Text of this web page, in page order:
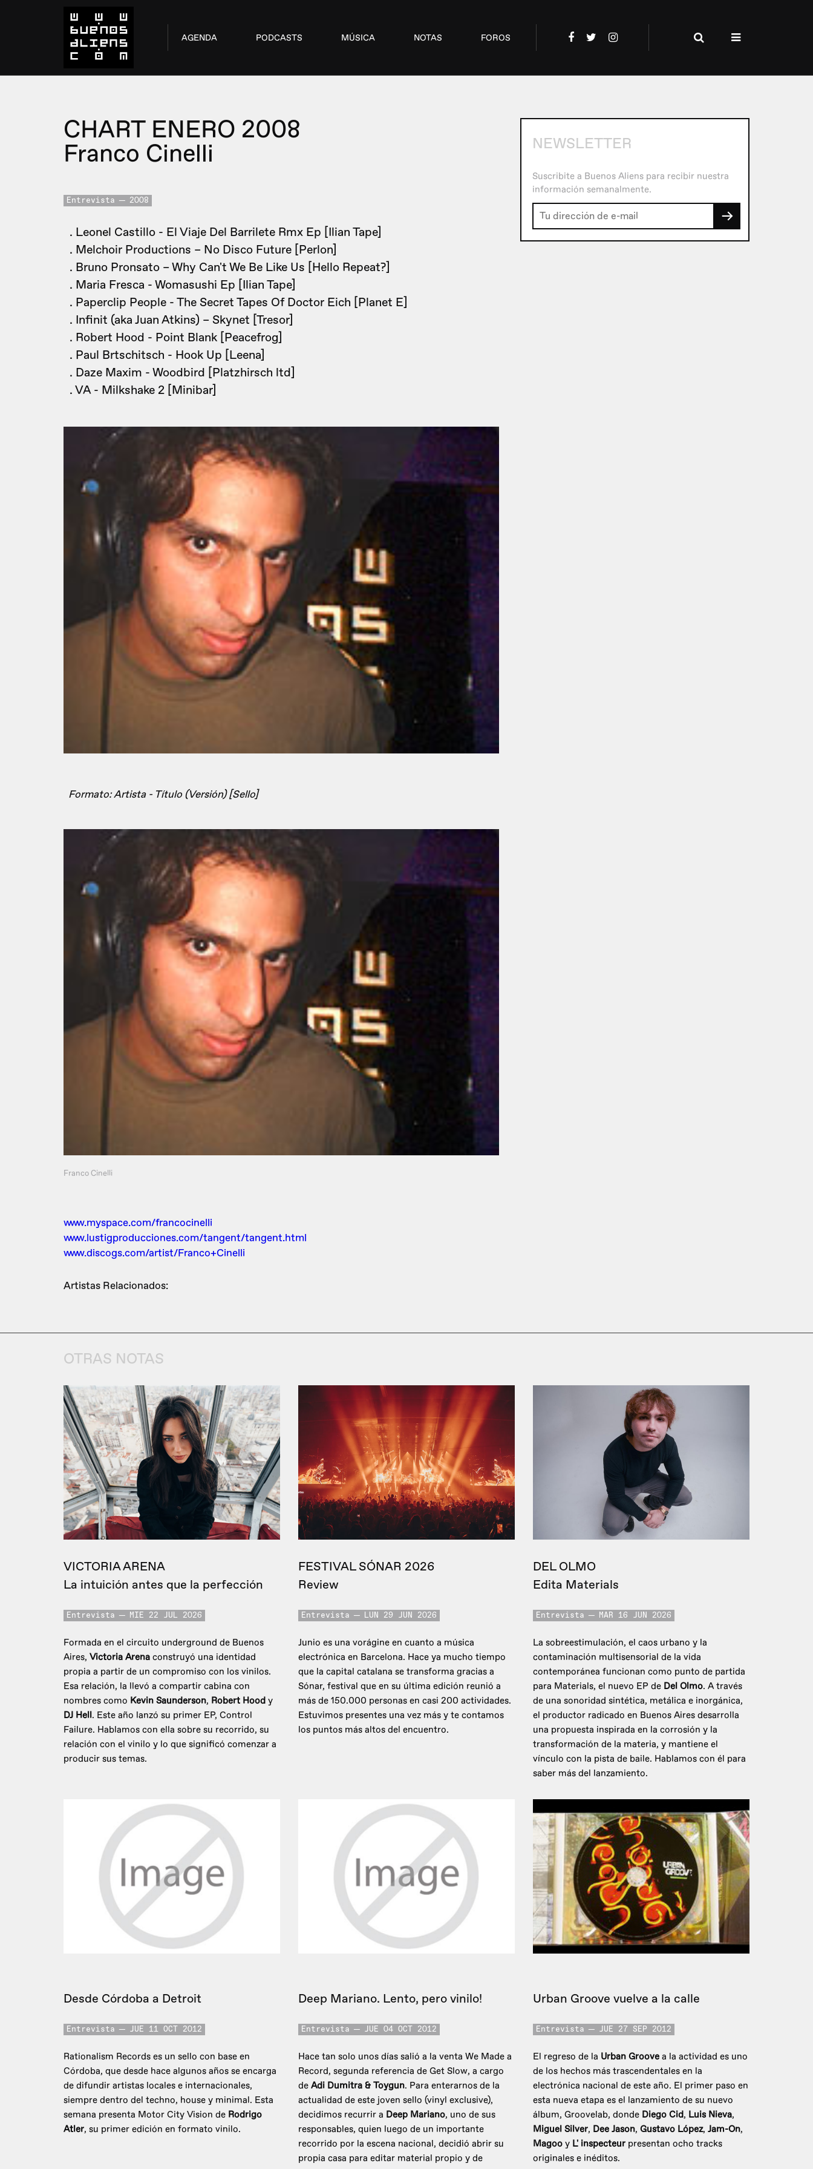
AGENDA PODCASTS MÚSICA NOTAS FOROS
CHART ENERO 2008
Franco Cinelli
Entrevista 2008
. Leonel Castillo - El Viaje Del Barrilete Rmx Ep [Ilian Tape]
. Melchoir Productions – No Disco Future [Perlon]
. Bruno Pronsato – Why Can't We Be Like Us [Hello Repeat?]
. Maria Fresca - Womasushi Ep [Ilian Tape]
. Paperclip People - The Secret Tapes Of Doctor Eich [Planet E]
. Infinit (aka Juan Atkins) – Skynet [Tresor]
. Robert Hood - Point Blank [Peacefrog]
. Paul Brtschitsch - Hook Up [Leena]
. Daze Maxim - Woodbird [Platzhirsch ltd]
. VA - Milkshake 2 [Minibar]
Formato: Artista - Título (Versión) [Sello]
Franco Cinelli
www.myspace.com/francocinelli
www.lustigproducciones.com/tangent/tangent.html
www.discogs.com/artist/Franco+Cinelli
Artistas Relacionados:
NEWSLETTER
Suscribite a Buenos Aliens para recibir nuestra
información semanalmente.
→
OTRAS NOTAS
VICTORIA ARENA
La intuición antes que la perfección
Entrevista MIE 22 JUL 2026
Formada en el circuito underground de Buenos
Aires, Victoria Arena construyó una identidad
propia a partir de un compromiso con los vinilos.
Esa relación, la llevó a compartir cabina con
nombres como Kevin Saunderson, Robert Hood y
DJ Hell. Este año lanzó su primer EP, Control
Failure. Hablamos con ella sobre su recorrido, su
relación con el vinilo y lo que significó comenzar a
producir sus temas.
FESTIVAL SÓNAR 2026
Review
Entrevista LUN 29 JUN 2026
Junio es una vorágine en cuanto a música
electrónica en Barcelona. Hace ya mucho tiempo
que la capital catalana se transforma gracias a
Sónar, festival que en su última edición reunió a
más de 150.000 personas en casi 200 actividades.
Estuvimos presentes una vez más y te contamos
los puntos más altos del encuentro.
DEL OLMO
Edita Materials
Entrevista MAR 16 JUN 2026
La sobreestimulación, el caos urbano y la
contaminación multisensorial de la vida
contemporánea funcionan como punto de partida
para Materials, el nuevo EP de Del Olmo. A través
de una sonoridad sintética, metálica e inorgánica,
el productor radicado en Buenos Aires desarrolla
una propuesta inspirada en la corrosión y la
transformación de la materia, y mantiene el
vínculo con la pista de baile. Hablamos con él para
saber más del lanzamiento.
Desde Córdoba a Detroit
Entrevista JUE 11 OCT 2012
Rationalism Records es un sello con base en
Córdoba, que desde hace algunos años se encarga
de difundir artistas locales e internacionales,
siempre dentro del techno, house y minimal. Esta
semana presenta Motor City Vision de Rodrigo
Atler, su primer edición en formato vinilo.
Deep Mariano. Lento, pero vinilo!
Entrevista JUE 04 OCT 2012
Hace tan solo unos días salió a la venta We Made a
Record, segunda referencia de Get Slow, a cargo
de Adi Dumitra & Toygun. Para enterarnos de la
actualidad de este joven sello (vinyl exclusive),
decidimos recurrir a Deep Mariano, uno de sus
responsables, quien luego de un importante
recorrido por la escena nacional, decidió abrir su
propia casa para editar material propio y de
Urban Groove vuelve a la calle
Entrevista JUE 27 SEP 2012
El regreso de la Urban Groove a la actividad es uno
de los hechos más trascendentales en la
electrónica nacional de este año. El primer paso en
esta nueva etapa es el lanzamiento de su nuevo
álbum, Groovelab, donde Diego Cid, Luis Nieva,
Miguel Silver, Dee Jason, Gustavo López, Jam-On,
Magoo y L' inspecteur presentan ocho tracks
originales e inéditos.